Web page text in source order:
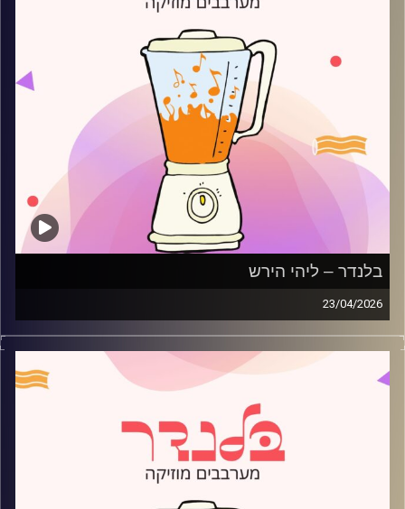
בלנדר – ליהי הירש
23/04/2026
מוזיקה רגועה לפתוח איתה את הבוקר בהגשת ליהי הירש
קרדיט תמונות:
AudioVersity